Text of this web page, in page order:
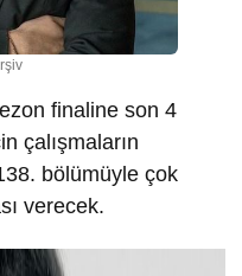
finaline son 4
çalışmaların
bölümüyle çok
verecek.